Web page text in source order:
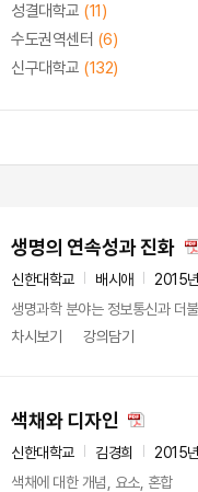
성결대학교 (11)
수도권역센터 (6)
신구대학교 (132)
생명의 연속성과 진화
신한대학교 배시애
2015
생명과학 분야는 정보통신과 더
차시보기
강의담기
색채와 디자인
신한대학교 김경희
2015
색채에 대한 개념, 요소, 혼합